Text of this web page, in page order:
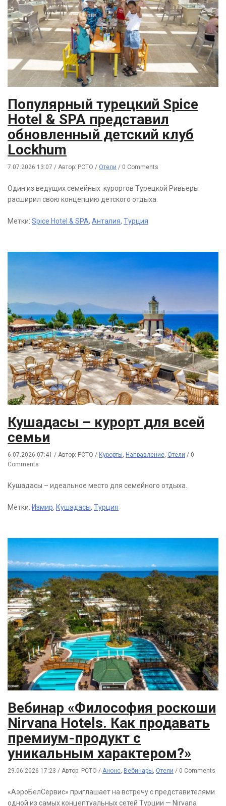
Популярный турецкий Spice
Hotel & SPA представил
обновленный детский клуб
Lockhum
7.07.2026 13:07 / Автор: РСТО / Отели / 0 Comments
Один из ведущих семейных курортов Турецкой Ривьеры
расширил свою концепцию детского отдыха.
Метки: Spice Hotel & SPA, Анталия, Турция
Кушадасы – курорт для всей
семьи
6.07.2026 07:41 / Автор: РСТО / Курорты Направление Отели / 0
Comments
Кушадасы – идеальное место для семейного отдыха.
Метки: Измир, Кушадасы, Турция
Вебинар «Философия роскоши
Nirvana Hotels. Как продавать
премиум-продукт с
уникальным характером?»
29.06.2026 17:23 / Автор: РСТО / Анонс, Вебинары, Отели / 0 Comments
«АэроБелСервис» приглашает на встречу с представителями
одной из самых концептуальных сетей Турции — Nirvana